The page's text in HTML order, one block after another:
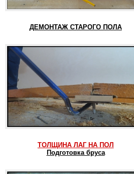
ДЕМОНТАЖ СТАРОГО ПОЛА
ТОЛЩИНА ЛАГ НА ПОЛ
Подготовка бруса